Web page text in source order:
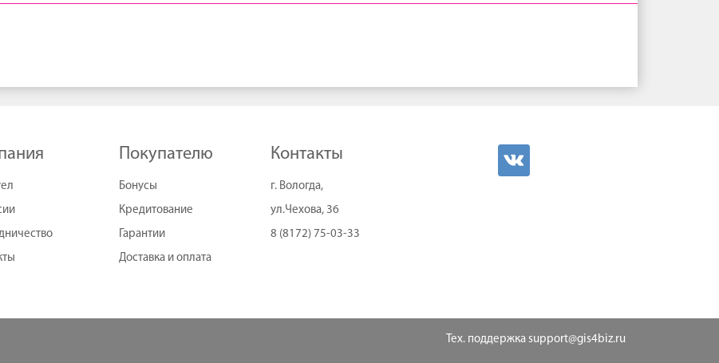
Покупателю
Бонусы
Кредитование
Гарантии
Доставка и оплата
Контакты
г. Вологда,
ул.Чехова, 36
8 (8172) 75-03-33
Тех. поддержка support@gis4biz.ru